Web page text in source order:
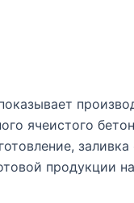
ячеистого
продукции